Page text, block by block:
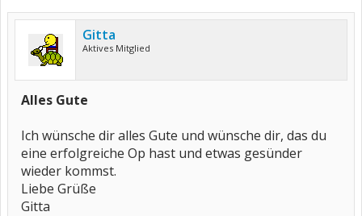
Gitta
Aktives Mitglied
Alles Gute
Ich wünsche dir alles Gute und wünsche dir, das du
eine erfolgreiche Op hast und etwas gesünder
wieder kommst.
Liebe Grüße
Gitta